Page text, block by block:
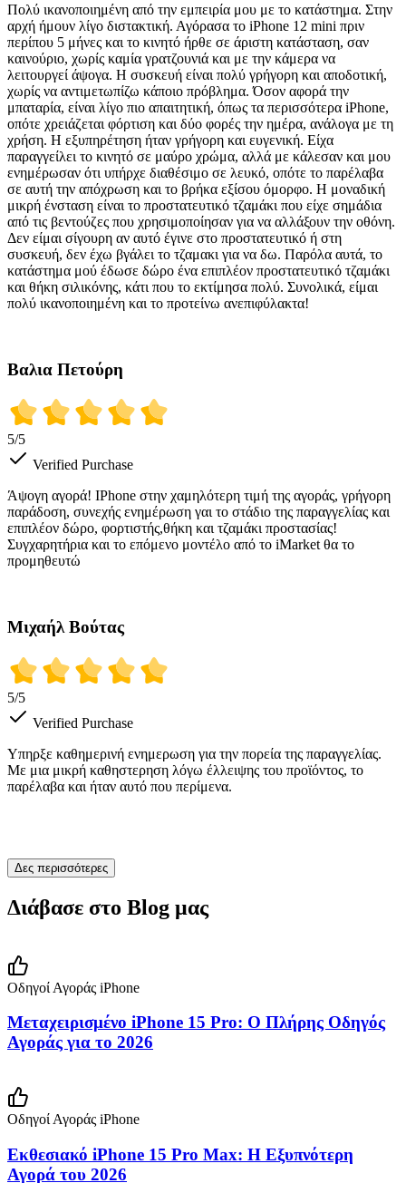
Πολύ ικανοποιημένη από την εμπειρία μου με το κατάστημα. Στην
αρχή ήμουν λίγο διστακτική. Αγόρασα το iPhone 12 mini πριν
περίπου 5 μήνες και το κινητό ήρθε σε άριστη κατάσταση, σαν
καινούριο, χωρίς καμία γρατζουνιά και με την κάμερα να
λειτουργεί άψογα. Η συσκευή είναι πολύ γρήγορη και αποδοτική,
χωρίς να αντιμετωπίζω κάποιο πρόβλημα. Όσον αφορά την
μπαταρία, είναι λίγο πιο απαιτητική, όπως τα περισσότερα iPhone,
οπότε χρειάζεται φόρτιση και δύο φορές την ημέρα, ανάλογα με τη
χρήση. Η εξυπηρέτηση ήταν γρήγορη και ευγενική. Είχα
παραγγείλει το κινητό σε μαύρο χρώμα, αλλά με κάλεσαν και μου
ενημέρωσαν ότι υπήρχε διαθέσιμο σε λευκό, οπότε το παρέλαβα
σε αυτή την απόχρωση και το βρήκα εξίσου όμορφο. Η μοναδική
μικρή ένσταση είναι το προστατευτικό τζαμάκι που είχε σημάδια
από τις βεντούζες που χρησιμοποίησαν για να αλλάξουν την οθόνη.
Δεν είμαι σίγουρη αν αυτό έγινε στο προστατευτικό ή στη
συσκευή, δεν έχω βγάλει το τζαμακι για να δω. Παρόλα αυτά, το
κατάστημα μού έδωσε δώρο ένα επιπλέον προστατευτικό τζαμάκι
και θήκη σιλικόνης, κάτι που το εκτίμησα πολύ. Συνολικά, είμαι
πολύ ικανοποιημένη και το προτείνω ανεπιφύλακτα!
Βαλια Πετούρη
5/5
Verified Purchase
Άψογη αγορά! IPhone στην χαμηλότερη τιμή της αγοράς, γρήγορη
παράδοση, συνεχής ενημέρωση γαι το στάδιο της παραγγελίας και
επιπλέον δώρο, φορτιστής,θήκη και τζαμάκι προστασίας!
Συγχαρητήρια και το επόμενο μοντέλο από το iMarket θα το
προμηθευτώ
Μιχαήλ Βούτας
5/5
Verified Purchase
Υπηρξε καθημερινή ενημερωση για την πορεία της παραγγελίας.
Με μια μικρή καθηστερηση λόγω έλλειψης του προϊόντος, το
παρέλαβα και ήταν αυτό που περίμενα.
Δες περισσότερες
Διάβασε στο Blog μας
Οδηγοί Αγοράς iPhone
Μεταχειρισμένο iPhone 15 Pro: Ο Πλήρης Οδηγός
Αγοράς για το 2026
Οδηγοί Αγοράς iPhone
Εκθεσιακό iPhone 15 Pro Max: Η Εξυπνότερη
Αγορά του 2026